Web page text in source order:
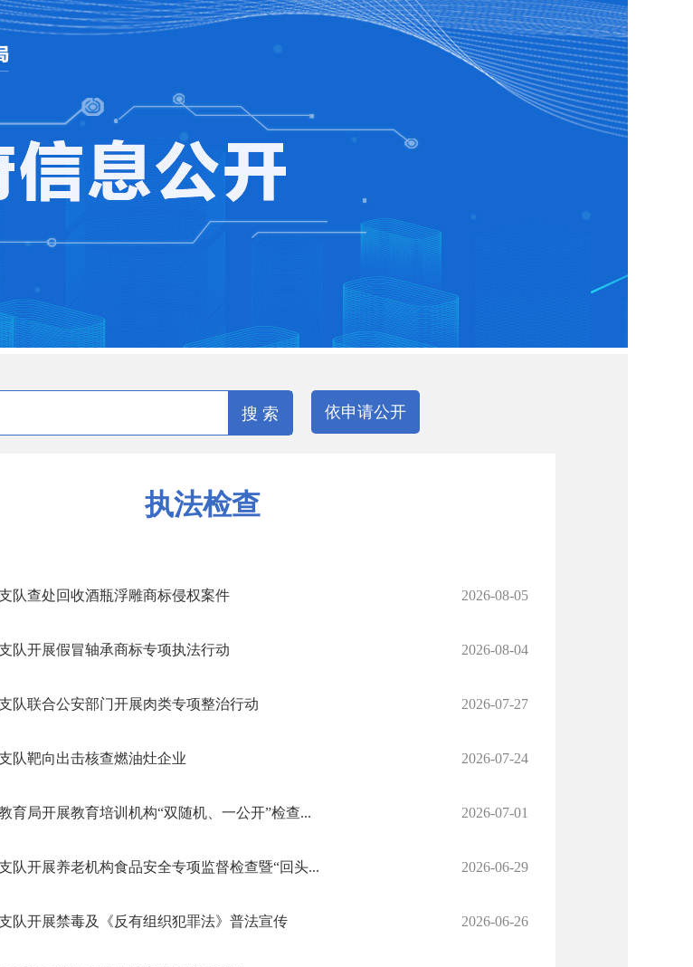
搜 索 依申请公开
执法检查
2026-08-05
队查处回收酒瓶浮雕商标侵权案件
2026-08-04
队开展假冒轴承商标专项执法行动
2026-07-27
队联合公安部门开展肉类专项整治行动
2026-07-24
队靶向出击核查燃油灶企业
2026-07-01
育局开展教育培训机构“双随机、一公开”检查...
2026-06-29
队开展养老机构食品安全专项监督检查暨“回头...
2026-06-26
队开展禁毒及《反有组织犯罪法》普法宣传